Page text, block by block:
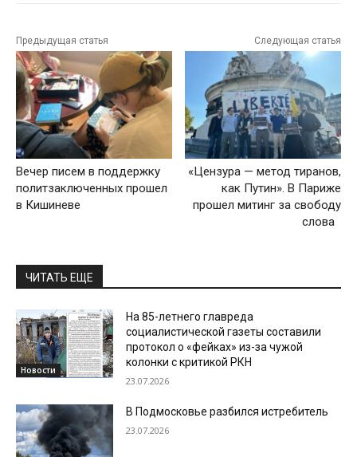
Предыдущая статья
Вечер писем в поддержку
политзаключенных прошел
в Кишиневе
Следующая статья
«Цензура — метод тиранов,
как Путин». В Париже
прошел митинг за свободу
слова
ЧИТАТЬ ЕЩЕ
Новости
На 85-летнего главреда
социалистической газеты составили
протокол о «фейках» из-за чужой
колонки с критикой РКН
23.07.2026
В Подмосковье разбился истребитель
23.07.2026